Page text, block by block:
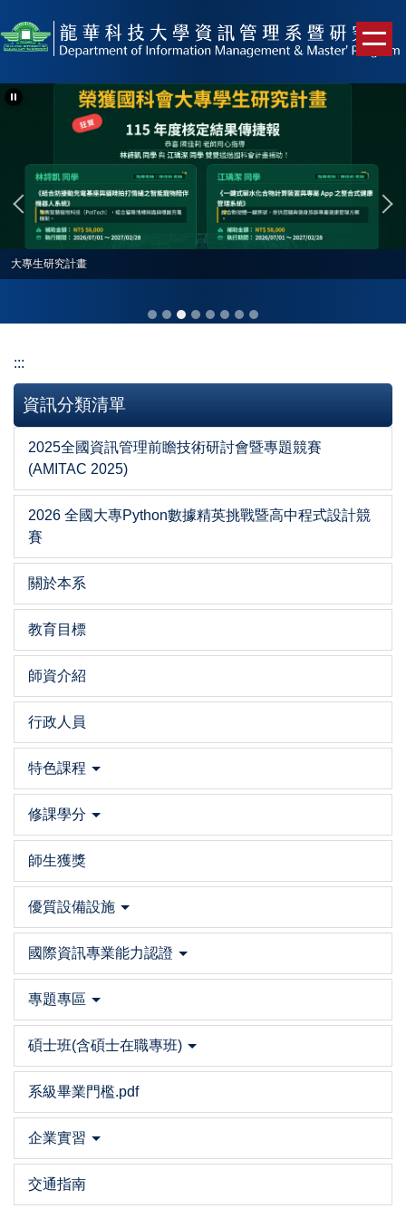
到
內
大專生研究計畫
:::
資訊分類清單
2025全國資訊管理前瞻技術研討會暨專題競賽
(AMITAC 2025)
2026 全國大專Python數據精英挑戰暨高中程式設計競
賽
關於本系
教育目標
師資介紹
行政人員
特色課程
修課學分
師生獲獎
優質設備設施
國際資訊專業能力認證
專題專區
碩士班(含碩士在職專班)
系級畢業門檻.pdf
企業實習
交通指南